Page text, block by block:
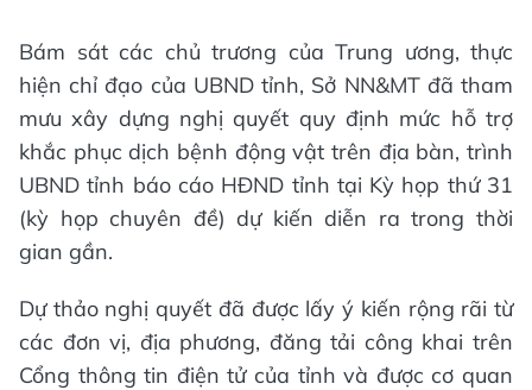
Bám sát các chủ trương của Trung ương, thực
hiện chỉ đạo của UBND tỉnh, Sở NN&MT đã tham
mưu xây dựng nghị quyết quy định mức hỗ trợ
khắc phục dịch bệnh động vật trên địa bàn, trình
UBND tỉnh báo cáo HĐND tỉnh tại Kỳ họp thứ 31
(kỳ họp chuyên đề) dự kiến diễn ra trong thời
gian gần.
Dự thảo nghị quyết đã được lấy ý kiến rộng rãi từ
các đơn vị, địa phương, đăng tải công khai trên
Cổng thông tin điện tử của tỉnh và được cơ quan